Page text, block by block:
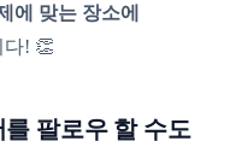
에 맞는 장소에
다! 👏
를 팔로우 할 수도